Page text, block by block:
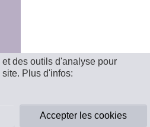
des outils d'analyse pour
Plus d'infos:
Accepter les cookies